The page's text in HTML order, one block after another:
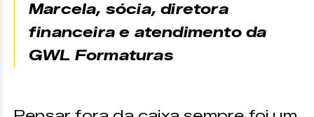
Marcela, sócia, diretora
financeira e atendimento da
GWL Formaturas